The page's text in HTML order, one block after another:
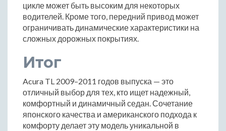
цикле может быть высоким для некоторых
водителей. Кроме того, передний привод может
ограничивать динамические характеристики на
сложных дорожных покрытиях.
Итог
Acura TL 2009–2011 годов выпуска — это
отличный выбор для тех, кто ищет надежный,
комфортный и динамичный седан. Сочетание
японского качества и американского подхода к
комфорту делает эту модель уникальной в